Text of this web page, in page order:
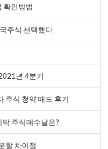
확인방법
주식 선택했다
년 4분기
주식 청약 매도 후기
주식매수날은?
할 차이점